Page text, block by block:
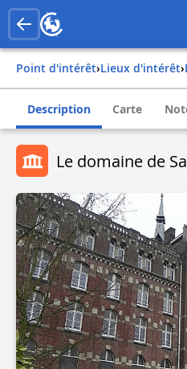
Point d'intérêt› Lieux d'intérêt›
Description Carte
Le domaine de